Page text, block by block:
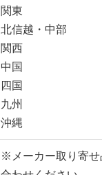
関東
北信越・中部
関西
中国
四国
九州
沖縄
※メーカー取り寄せ